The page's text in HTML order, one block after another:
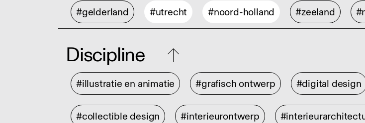
#gelderland #utrecht #noord-holland #zeeland
Discipline
#illustratie en animatie #grafisch ontwerp #digital design
#collectible design #interieurontwerp